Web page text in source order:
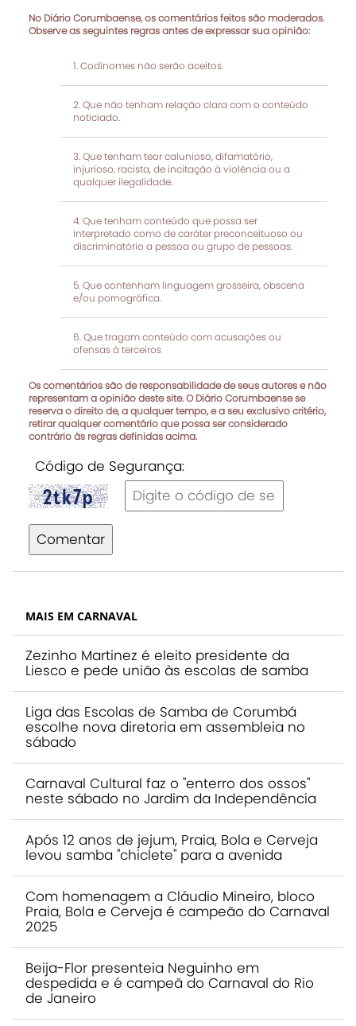
No Diário Corumbaense, os comentários feitos são moderados.
Observe as seguintes regras antes de expressar sua opinião:
Codinomes não serão aceitos.
Que não tenham relação clara com o conteúdo
noticiado.
Que tenham teor calunioso, difamatório,
injurioso, racista, de incitação à violência ou a
qualquer ilegalidade.
Que tenham conteúdo que possa ser
interpretado como de caráter preconceituoso ou
discriminatório a pessoa ou grupo de pessoas.
Que contenham linguagem grosseira, obscena
e/ou pornográfica.
Que tragam conteúdo com acusações ou
ofensas à terceiros
Os comentários são de responsabilidade de seus autores e não
representam a opinião deste site. O Diário Corumbaense se
reserva o direito de, a qualquer tempo, e a seu exclusivo critério,
retirar qualquer comentário que possa ser considerado
contrário às regras definidas acima.
Código de Segurança:
Comentar
MAIS EM CARNAVAL
Zezinho Martinez é eleito presidente da
Liesco e pede união às escolas de samba
Liga das Escolas de Samba de Corumbá
escolhe nova diretoria em assembleia no
sábado
Carnaval Cultural faz o "enterro dos ossos"
neste sábado no Jardim da Independência
Após 12 anos de jejum, Praia, Bola e Cerveja
levou samba "chiclete" para a avenida
Com homenagem a Cláudio Mineiro, bloco
Praia, Bola e Cerveja é campeão do Carnaval
2025
Beija-Flor presenteia Neguinho em
despedida e é campeã do Carnaval do Rio
de Janeiro